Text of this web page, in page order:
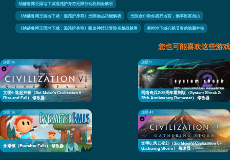
纳赫鲁博王国地下城混沌护身符无限行动机制全解析
《纳赫鲁博王国地下城：混沌护身符》无限物品功能解析 无限金币助你横扫地宫，畅享财富自由
《纳赫鲁博王国地下城：混沌护身符》吸血神技让冒险者越战越勇 掌控地下城心跳节奏的隐藏神技
您也可能喜欢这些游戏
加强 36
文明6:迭起兴衰（Sid Meier's Civilization 6 -
Rise and Fall） 修改器
加强 9
网络奇兵2:25周年重制版（System Shock 2:
25th Anniversary Remaster） 修改器
加强 16
永瀑镇（Everafter Falls） 修改器
加强 47
文明6:风云变幻（Sid Meier's Civilization 6 -
Gathering Storm） 修改器